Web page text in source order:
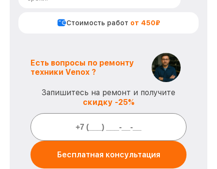
Стоимость работ от 450₽
Есть вопросы по ремонту
техники Venox ?
Запишитесь на ремонт и получите
скидку -25%
Бесплатная консультация